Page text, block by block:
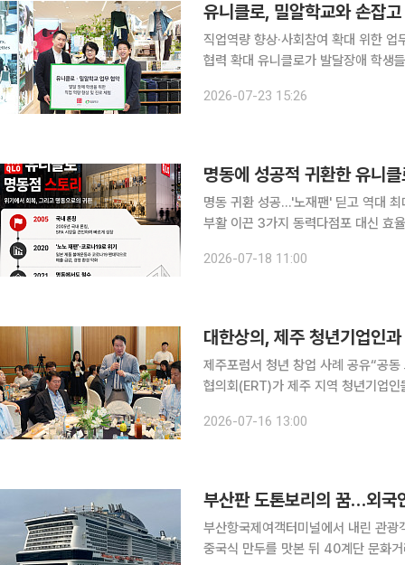
유니클로, 밀알학교와 손잡
직업역량 향상·사회참여 확대 위한
협력 확대 유니클로가 발달장애 학생들의 직업역량 향상과 사회참여 확대를 위해 특수학교인 밀알
알학교와 발달장애 학생의 직업교육
2026-07-23 15:26
명동에 성공적 귀환한 유니
명동 귀환 성공…'노재팬' 딛고 역대
부활 이끈 3가지 동력다점포 대신 효율
는 국내 SPA 시장에서 유니클로가 입
2026-07-18 11:00
대한상의, 제주 청년기업인
제주포럼서 청년 창업 사례 공유“공동 브랜딩·전국 판
협의회(ERT)가 제주 지역 청년기업
2026-07-16 13:00
부산항국제여객터미널에서 내린 관
중국식 만두를 맛본 뒤 40계단 문화